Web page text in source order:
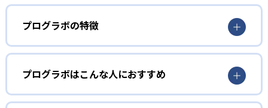
プログラボの特徴
1
ものづくりで学ぶ
レゴ®ブロックで作成したロボットをプログラミングで動か
すなど、ものづくりを学習の核に据える。
プログラボはこんな人におすすめ
年長